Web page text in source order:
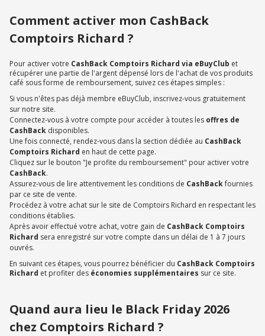
Comment activer mon CashBack
Comptoirs Richard ?
Pour activer votre CashBack Comptoirs Richard via eBuyClub et
récupérer une partie de l'argent dépensé lors de l'achat de vos produits
café sous forme de remboursement, suivez ces étapes simples :
Si vous n'êtes pas déjà membre eBuyClub, inscrivez-vous gratuitement
sur notre site.
Connectez-vous à votre compte pour accéder à toutes les offres de
CashBack disponibles.
Une fois connecté, rendez-vous dans la section dédiée au CashBack
Comptoirs Richard en haut de cette page.
Cliquez sur le bouton "Je profite du remboursement" pour activer votre
CashBack.
Assurez-vous de lire attentivement les conditions de CashBackfournies
par ce site de vente.
Procédez à votre achat sur le site de Comptoirs Richard en respectant les
conditions établies.
Après avoir effectué votre achat, votre gain de CashBack Comptoirs
Richard sera enregistré sur votre compte dans un délai de 1 à 7 jours
ouvrés.
En suivant ces étapes, vous pourrez bénéficier du CashBack Comptoirs
Richard et profiter des économies supplémentaires sur ce site.
Quand aura lieu le Black Friday 2026
chez Comptoirs Richard ?